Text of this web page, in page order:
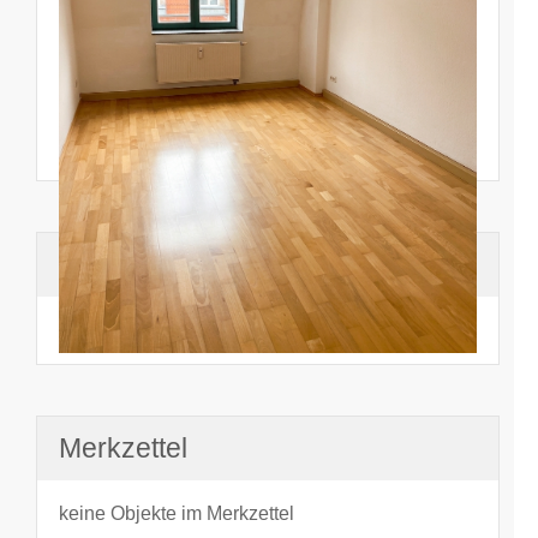
Suchhistorie
noch nichts angesehen
Merkzettel
keine Objekte im Merkzettel